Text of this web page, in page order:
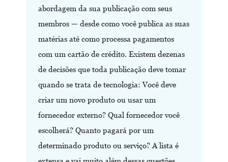
abordagem da sua publicação com seus
membros — desde como você publica as suas
matérias até como processa pagamentos
com um cartão de crédito. Existem dezenas
de decisões que toda publicação deve tomar
quando se trata de tecnologia: Você deve
criar um novo produto ou usar um
fornecedor externo? Qual fornecedor você
escolherá? Quanto pagará por um
determinado produto ou serviço? A lista é